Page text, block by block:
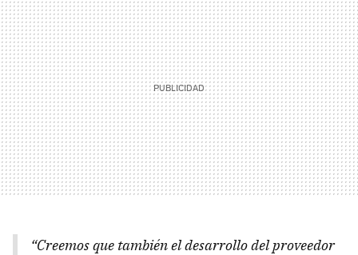
“Creemos que también el desarrollo del proveedor